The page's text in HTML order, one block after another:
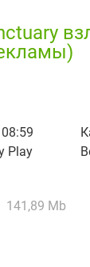
Play
141,89 Mb